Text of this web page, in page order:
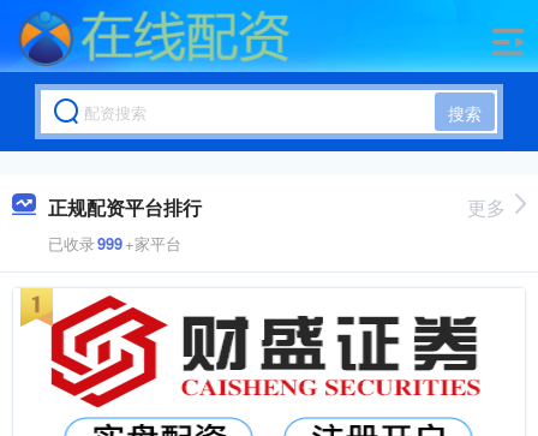
搜索
正规配资平台排行
已收录999+家平台
更多